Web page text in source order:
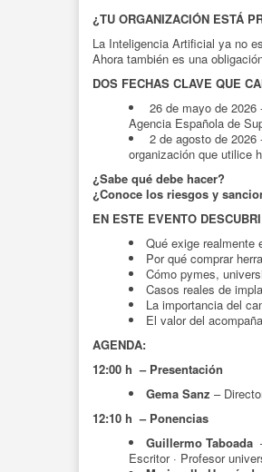
¿TU ORGANIZACIÓN ESTÁ
La Inteligencia Artificial ya no
Ahora también es una
DOS FECHAS CLAVE QUE
26 de mayo de
Agencia Española de
2 de agosto de
organización que utilice
¿Sabe qué debe hacer?
¿Conoce los riesgos y
EN ESTE EVENTO
Qué exige realmente
Por qué comprar
Cómo pymes,
Casos reales de
La importancia del
El valor del
AGENDA:
12:00 h – Presentación
Gema Sanz –
12:10 h – Ponencias
Guillermo Taboada
Escritor · Profesor